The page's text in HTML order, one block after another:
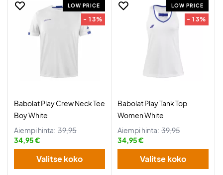
LOW PRICE
- 13%
Babolat Play Crew Neck Tee
Boy White
Aiempi hinta: 39,95
34,95 €
Valitse koko
LOW PRICE
- 13%
Babolat Play Tank Top
Women White
Aiempi hinta: 39,95
34,95 €
Valitse koko